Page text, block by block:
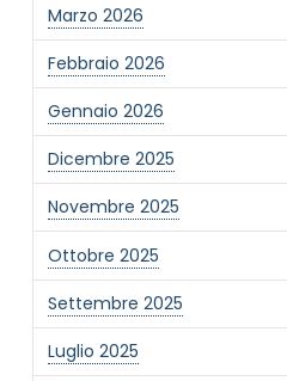
Marzo 2026
Febbraio 2026
Gennaio 2026
Dicembre 2025
Novembre 2025
Ottobre 2025
Settembre 2025
Luglio 2025